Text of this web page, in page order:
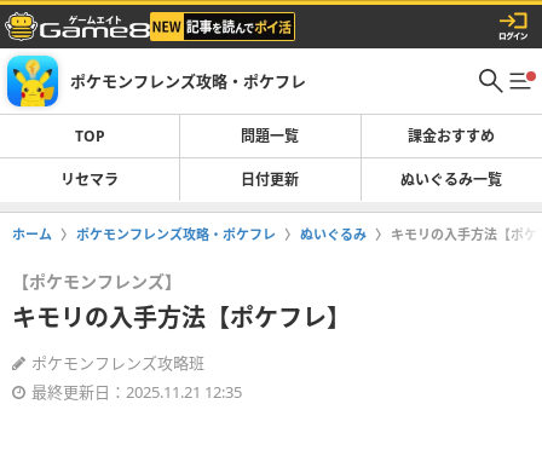
ポケモンフレンズ攻略・ポケフレ
TOP 問題一覧 課金おすすめ
リセマラ 日付更新 ぬいぐるみ一覧
ホーム ポケモンフレンズ攻略・ポケフレ ぬいぐるみ キモリの入手方法【ポケ
【ポケモンフレンズ】
キモリの入手方法【ポケフレ】
ポケモンフレンズ攻略班
最終更新日：2025.11.21 12:35